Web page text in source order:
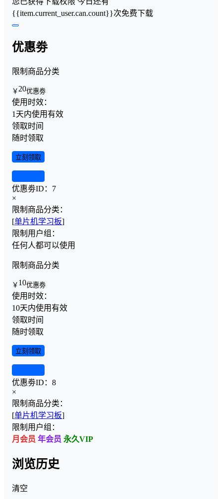
{{item.current_user.can.count}}次免费下载
优惠劵
限制商品分类
￥ 20优惠劵
使用时效：
1天内使用有效
领取时间
随时领取
立刻领取
优惠劵ID： 7
×
限制商品分类：
[单片机学习板]
限制用户组：
任何人都可以使用
限制商品分类
￥ 10优惠劵
使用时效：
10天内使用有效
领取时间
随时领取
立刻领取
优惠劵ID： 8
×
限制商品分类：
[单片机学习板]
限制用户组：
月会员 年会员 永久VIP
浏览历史
清空